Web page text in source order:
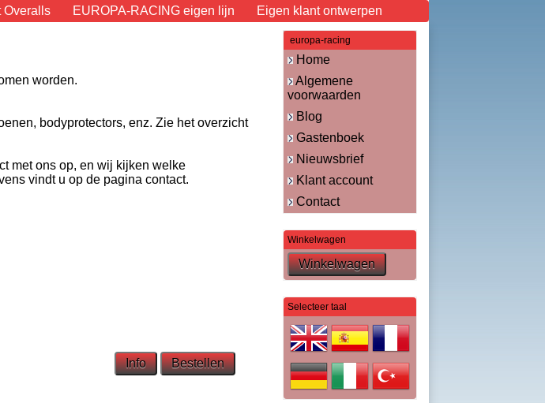
Overalls EUROPA-RACING eigen lijn Eigen klant ontwerpen
worden.
bodyprotectors, enz. Zie het overzicht
met ons op, en wij kijken welke
vindt u op de pagina contact.
europa-racing
Home
Algemene
voorwaarden
Blog
Gastenboek
Nieuwsbrief
Klant account
Contact
Winkelwagen
Selecteer taal